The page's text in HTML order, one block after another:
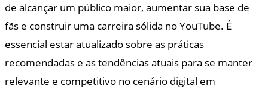
de alcançar um público maior, aumentar sua base de
fãs e construir uma carreira sólida no YouTube. É
essencial estar atualizado sobre as práticas
recomendadas e as tendências atuais para se manter
relevante e competitivo no cenário digital em